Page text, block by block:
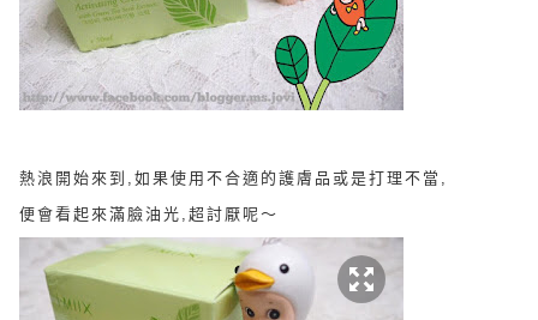
熱浪開始來到,如果使用不合適的護膚品或是打理不當,
便會看起來滿臉油光,超討厭呢～